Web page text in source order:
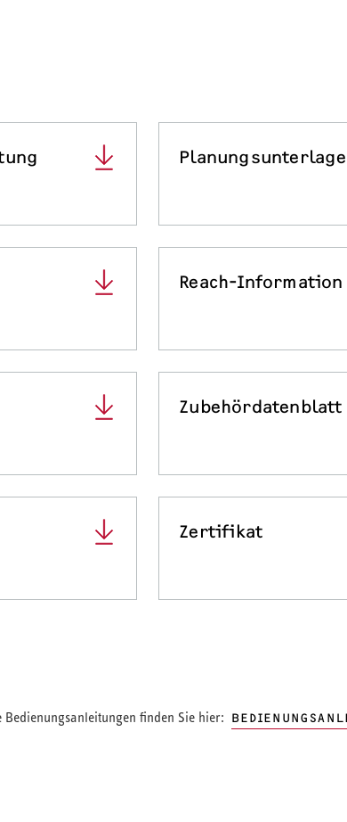
Reach-Information
Zubehördatenblatt
Zertifikat
finden Sie hier: